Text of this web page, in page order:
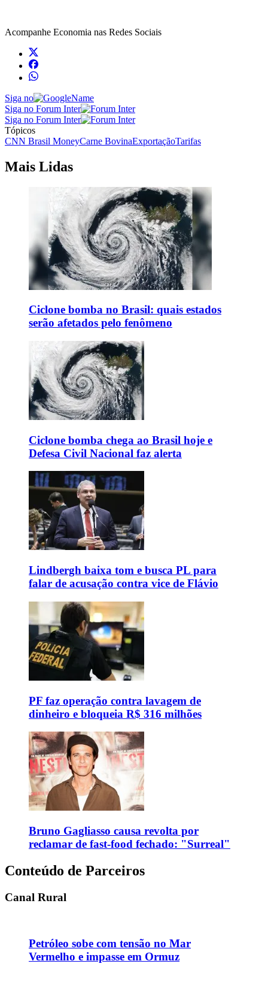
Acompanhe Economia nas Redes Sociais
Siga no
Siga no Forum Inter
Siga no Forum Inter
Tópicos
CNN Brasil MoneyCarne BovinaExportaçãoTarifas
Mais Lidas
Ciclone bomba no Brasil: quais estados
serão afetados pelo fenômeno
Ciclone bomba chega ao Brasil hoje e
Defesa Civil Nacional faz alerta
Lindbergh baixa tom e busca PL para
falar de acusação contra vice de Flávio
PF faz operação contra lavagem de
dinheiro e bloqueia R$ 316 milhões
Bruno Gagliasso causa revolta por
reclamar de fast-food fechado: "Surreal"
Conteúdo de Parceiros
Canal Rural
Petróleo sobe com tensão no Mar
Vermelho e impasse em Ormuz